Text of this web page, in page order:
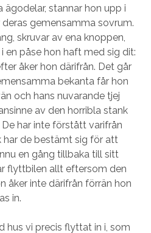
ägodelar, stannar hon upp i
gemensamma sovrum.
skruvar av ena knoppen,
en påse hon haft med sig dit:
åker hon därifrån. Det går
bekanta får hon
och hans nuvarande tjej
av den horribla stank
har inte förstått varifrån
har de bestämt sig för att
en gång tillbaka till sitt
flyttbilen allt eftersom den
åker inte därifrån förrän hon
in.
hus vi precis flyttat in i, som